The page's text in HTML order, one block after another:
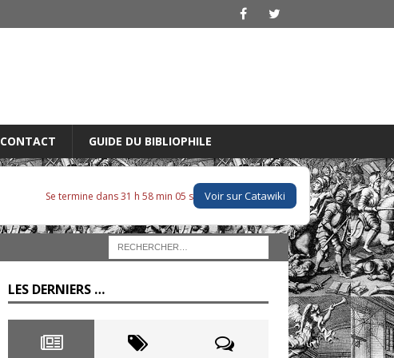
CONTACT GUIDE DU BIBLIOPHILE
Se termine dans 31 h 58 min 04 s Voir sur Catawiki
LES DERNIERS …